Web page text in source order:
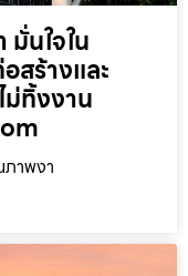
นใจใน
สร้างและ
ม่ทิ้งงาน
าพงา